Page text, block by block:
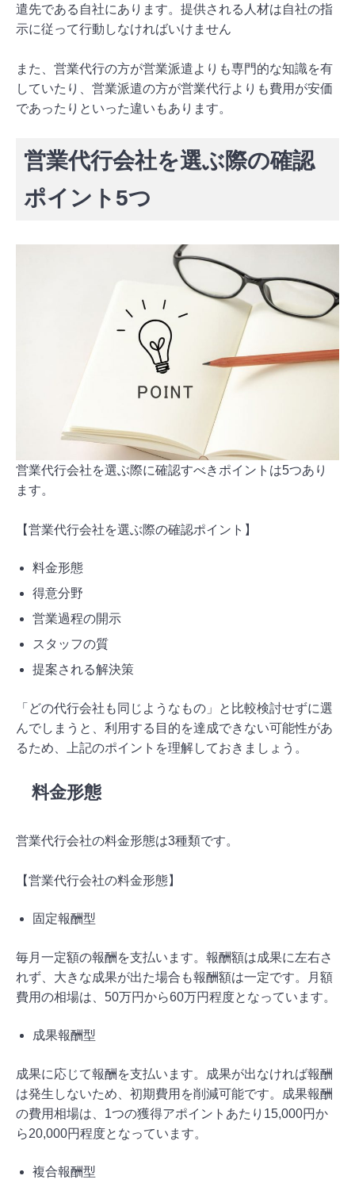
遣先である自社にあります。提供される人材は自社の指
示に従って行動しなければいけません
また、営業代行の方が営業派遣よりも専門的な知識を有
していたり、営業派遣の方が営業代行よりも費用が安価
であったりといった違いもあります。
営業代行会社を選ぶ際の確認
ポイント5つ
営業代行会社を選ぶ際に確認すべきポイントは5つあり
ます。
【営業代行会社を選ぶ際の確認ポイント】
料金形態
得意分野
営業過程の開示
スタッフの質
提案される解決策
「どの代行会社も同じようなもの」と比較検討せずに選
んでしまうと、利用する目的を達成できない可能性があ
るため、上記のポイントを理解しておきましょう。
料金形態
営業代行会社の料金形態は3種類です。
【営業代行会社の料金形態】
固定報酬型
毎月一定額の報酬を支払います。報酬額は成果に左右さ
れず、大きな成果が出た場合も報酬額は一定です。月額
費用の相場は、50万円から60万円程度となっています。
成果報酬型
成果に応じて報酬を支払います。成果が出なければ報酬
は発生しないため、初期費用を削減可能です。成果報酬
の費用相場は、1つの獲得アポイントあたり15,000円か
ら20,000円程度となっています。
複合報酬型